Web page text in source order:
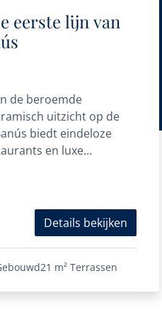
eerste lijn van
de beroemde
uitzicht op de
biedt eindeloze
en luxe
Details bekijken
21 m² Terrassen